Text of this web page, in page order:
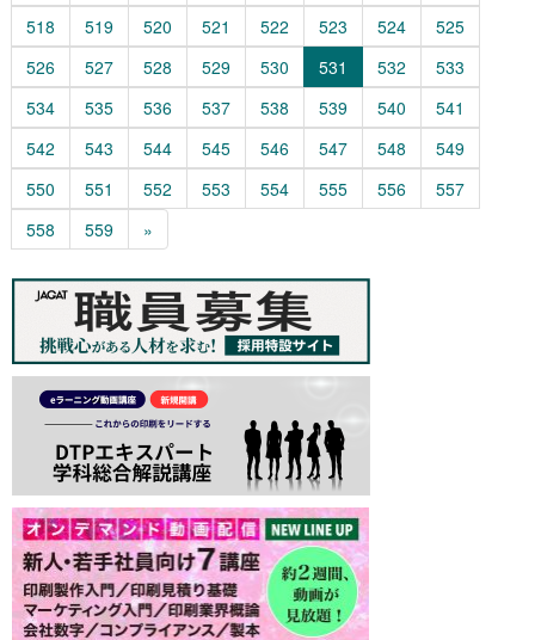
518
519 520 521 522 523 524
525
526
527 528 529 530 531 532
533
534
535 536 537 538 539 540
541
542
543 544 545 546 547 548
549
550
551 552 553 554 555 556
557
558
559 »